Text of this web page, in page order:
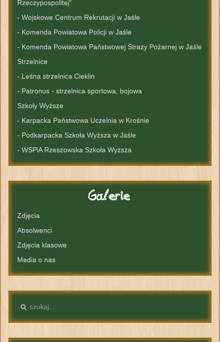
Rzeczypospolitej"
- Wojskowe Centrum Rekrutacji w Jaśle
- Komenda Powiatowa Policji w Jaśle
- Komenda Powiatowa Państwowej Strazy Pożarnej w Jaśle
Strzelnice
- Leśna strzelnica Cieklin
- Patronus - strzelnica sportowa, bojowa
Szkoły Wyższe
- Karpacka Państwowa Uczelnia w Krośnie
- Podkarpacka Szkoła Wyższa w Jaśle
- WSPiA Rzeszowska Szkoła Wyższa
Galerie
Zdjęcia
Absolwenci
Zdjęcia klasowe
Media o nas